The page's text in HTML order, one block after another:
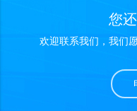
您
欢迎联系我们，我们